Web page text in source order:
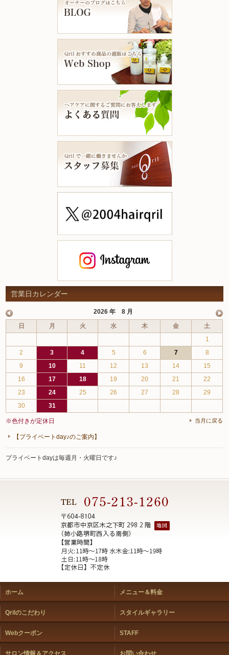
営業日カレンダー
2026 年 8 月
日
月 火 水 木 金
土
1
2
3 4 5 6 7
8
9
10 11 12 13 14
15
16
17 18 19 20 21
22
23
24 25 26 27 28
29
30
31
当月に戻る
※色付きが定休日
【プライベートday♪のご案内】
プライベートdayは毎週月・火曜日です♪
ホーム メニュー＆料金
Qrilのこだわり スタイルギャラリー
Webクーポン STAFF
サロン情報＆アクセス お問い合わせ